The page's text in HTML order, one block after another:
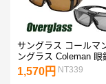
サングラス コールマ
ングラス Coleman 眼
ら掛けられる 跳ね上
バーグラス 4面型 ケー
1,570円 NT339